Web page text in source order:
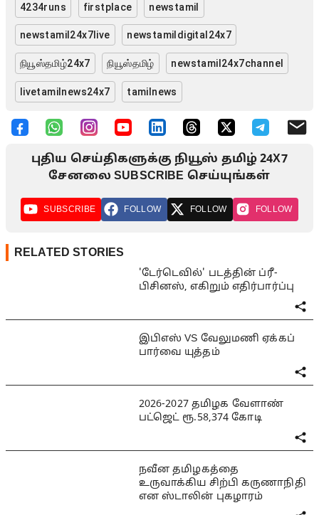
4234runs firstplace newstamil
newstamil24x7live newstamildigital24x7
நியூஸ்தமிழ்24x7 நியூஸ்தமிழ் newstamil24x7channel
livetamilnews24x7 tamilnews
புதிய செய்திகளுக்கு நியூஸ் தமிழ் 24X7
சேனலை SUBSCRIBE செய்யுங்கள்
SUBSCRIBE FOLLOW FOLLOW FOLLOW
RELATED STORIES
'டேர்டெவில்' படத்தின் ப்ரீ-
பிசினஸ், எகிறும் எதிர்பார்ப்பு
இபிஎஸ் VS வேலுமணி ஏக்கப்
பார்வை யுத்தம்
2026-2027 தமிழக வேளாண்
பட்ஜெட் ரூ.58,374 கோடி
நவீன தமிழகத்தை
உருவாக்கிய சிற்பி கருணாநிதி
என ஸ்டாலின் புகழாரம்